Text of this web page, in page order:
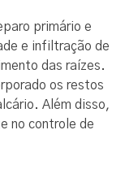
primário e
e infiltração de
das raízes.
os restos
Além disso,
no controle de